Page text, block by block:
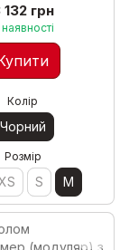
мат)
132 грн
Колір
Чорний
Розмір
S M